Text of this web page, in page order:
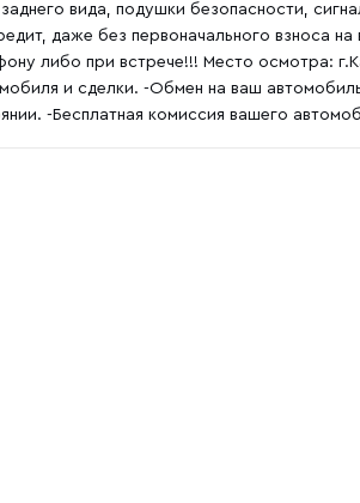
вида, подушки безопасности,
даже без первоначального взноса на
либо при встрече!!! Место осмотра:
и сделки. -Обмен на ваш
-Бесплатная комиссия вашего